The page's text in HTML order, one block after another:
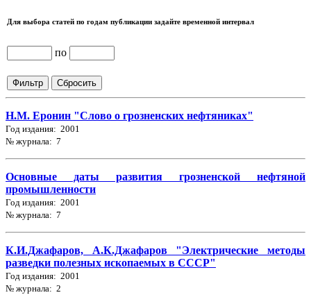
Для выбора статей по годам публикации задайте временной интервал
по
Н.М. Еронин "Слово о грозненских нефтяниках"
Год издания: 2001
№ журнала: 7
Основные даты развития грозненской нефтяной
промышленности
Год издания: 2001
№ журнала: 7
К.И.Джафаров, А.К.Джафаров "Электрические методы
разведки полезных ископаемых в СССР"
Год издания: 2001
№ журнала: 2